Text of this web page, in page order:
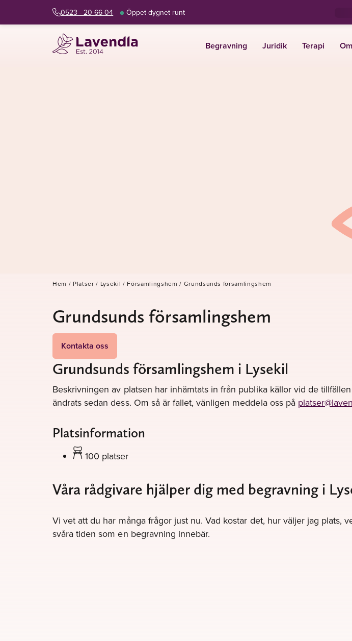
0523 - 20 66 04 Öppet dygnet runt
Begravning Juridik Terapi
Hem / Platser / Lysekil / Församlingshem / Grundsunds församlingshem
Grundsunds församlingshem
Kontakta oss
Grundsunds församlingshem i Lysekil
Beskrivningen av platsen har inhämtats in från publika källor vid de
ändrats sedan dess. Om så är fallet, vänligen meddela oss på
Platsinformation
100 platser
Våra rådgivare hjälper dig med begravning i
Vi vet att du har många frågor just nu. Vad kostar det, hur väljer jag plats,
svåra tiden som en begravning innebär.